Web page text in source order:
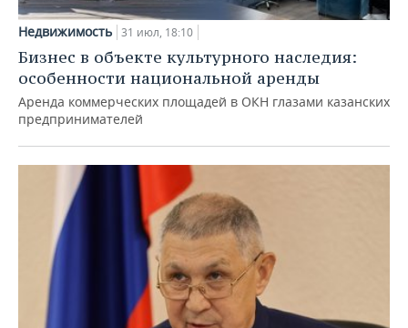
Недвижимость 31 июл, 18:10
Бизнес в объекте культурного наследия:
особенности национальной аренды
Аренда коммерческих площадей в ОКН глазами казанских
предпринимателей